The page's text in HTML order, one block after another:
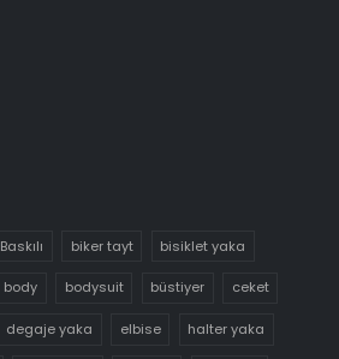
Baskılı biker tayt bisiklet yaka
body bodysuit büstiyer ceket
degaje yaka elbise halter yaka